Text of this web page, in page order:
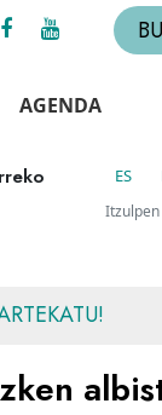
AGENDA
ES